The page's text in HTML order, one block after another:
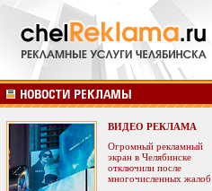
ВИДЕО РЕКЛАМА
Огромный рекламный
экран в Челябинске
отключили после
многочисленных жалоб